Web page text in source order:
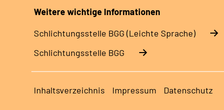
Weitere wichtige Informationen
Schlich­tungs­stel­le BGG (Leichte Sprache)
Schlich­tungs­stel­le BGG
Inhaltsverzeichnis Impressum Datenschutz